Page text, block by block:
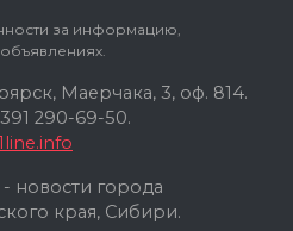
за информацию,
Маерчака, 3, оф. 814.
290-69-50.
- новости города
края, Сибири.